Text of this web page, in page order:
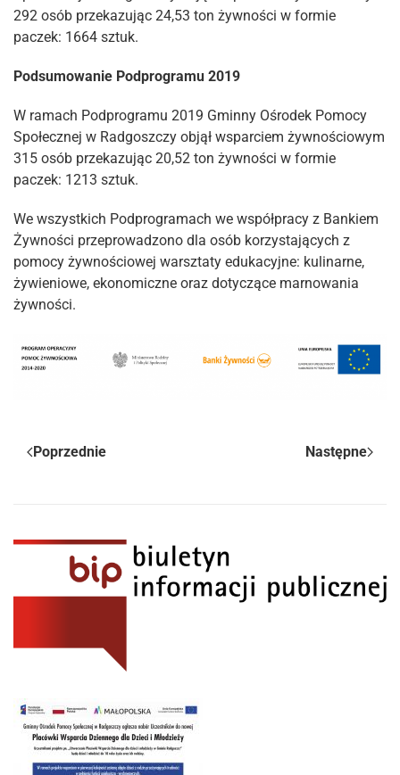
292 osób przekazując 24,53 ton żywności w formie
paczek: 1664 sztuk.
Podsumowanie Podprogramu 2019
W ramach Podprogramu 2019 Gminny Ośrodek Pomocy
Społecznej w Radgoszczy objął wsparciem żywnościowym
315 osób przekazując 20,52 ton żywności w formie
paczek: 1213 sztuk.
We wszystkich Podprogramach we współpracy z Bankiem
Żywności przeprowadzono dla osób korzystających z
pomocy żywnościowej warsztaty edukacyjne: kulinarne,
żywieniowe, ekonomiczne oraz dotyczące marnowania
żywności.
Poprzednie Następne